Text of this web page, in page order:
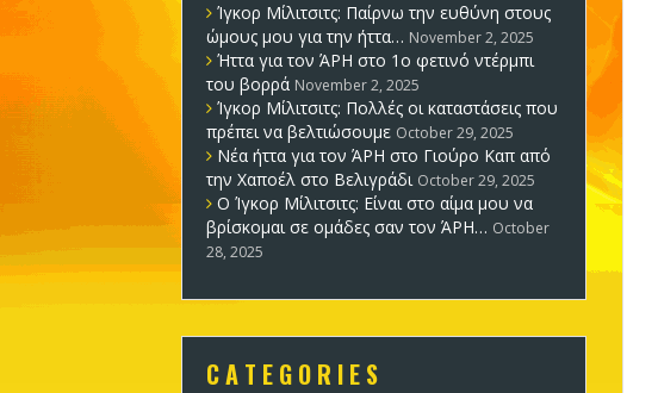
Ίγκορ Μίλιτσιτς: Παίρνω την ευθύνη στους
ώμους μου για την ήττα… November 2, 2025
Ήττα για τον ΆΡΗ στο 1ο φετινό ντέρμπι
του βορρά November 2, 2025
Ίγκορ Μίλιτσιτς: Πολλές οι καταστάσεις που
πρέπει να βελτιώσουμε October 29, 2025
Νέα ήττα για τον ΆΡΗ στο Γιούρο Καπ από
την Χαποέλ στο Βελιγράδι October 29, 2025
Ο Ίγκορ Μίλιτσιτς: Είναι στο αίμα μου να
βρίσκομαι σε ομάδες σαν τον ΆΡΗ… October
28, 2025
C A T E G O R I E S